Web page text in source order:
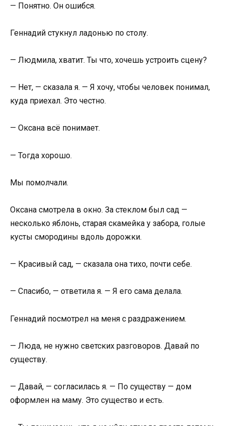
— Понятно. Он ошибся.
Геннадий стукнул ладонью по столу.
— Людмила, хватит. Ты что, хочешь устроить сцену?
— Нет, — сказала я. — Я хочу, чтобы человек понимал,
куда приехал. Это честно.
— Оксана всё понимает.
— Тогда хорошо.
Мы помолчали.
Оксана смотрела в окно. За стеклом был сад —
несколько яблонь, старая скамейка у забора, голые
кусты смородины вдоль дорожки.
— Красивый сад, — сказала она тихо, почти себе.
— Спасибо, — ответила я. — Я его сама делала.
Геннадий посмотрел на меня с раздражением.
— Люда, не нужно светских разговоров. Давай по
существу.
— Давай, — согласилась я. — По существу — дом
оформлен на маму. Это существо и есть.